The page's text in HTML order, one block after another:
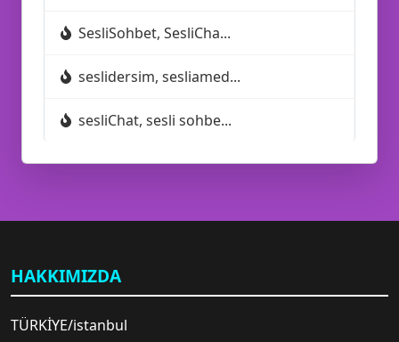
SesliSohbet, SesliCha...
seslidersim, sesliamed...
sesliChat, sesli sohbe...
HAKKIMIZDA
TÜRKİYE/istanbul